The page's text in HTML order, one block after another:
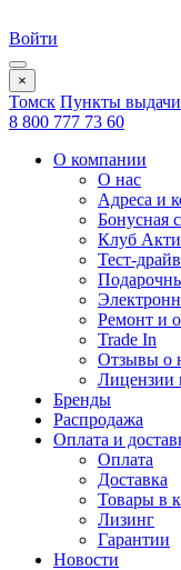
Войти
×
Томск Пункты выдачи
8 800 777 73 60
О компании
О нас
Адреса и
Бонусная
Клуб
Тест-драйв
Ремонт и
Trade In
Отзывы о
Лицензии
Бренды
Распродажа
Оплата и
Оплата
Доставка
Товары в
Лизинг
Гарантии
Новости